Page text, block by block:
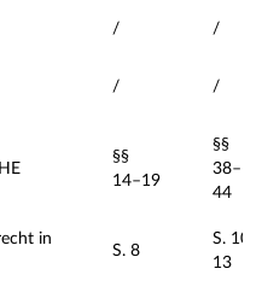
/ /
/ /
§§
14–19
§§
38–
44
in
S. 8
S. 10–
13